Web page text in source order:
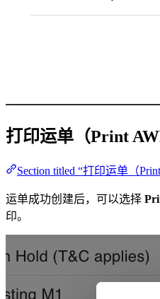
打印运单（Print
Section titled “打印运单（
运单成功创建后，可以选择
印。